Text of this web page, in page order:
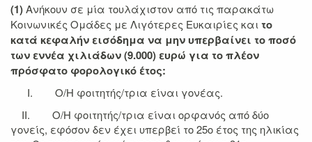
(1)Ανήκουν σε μία τουλάχιστον από τις παρακάτω
Κοινωνικές Ομάδες με Λιγότερες Ευκαιρίες και το
κατά κεφαλήν εισόδημα να μην υπερβαίνει το ποσό
των εννέα χιλιάδων (9.000) ευρώ για το πλέον
πρόσφατο φορολογικό έτος:
I. Ο/Η φοιτητής/τρια είναι γονέας.
II. Ο/Η φοιτητής/τρια είναι ορφανός από δύο
γονείς, εφόσον δεν έχει υπερβεί το 25ο έτος της ηλικίας